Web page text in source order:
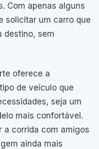
Com apenas alguns
solicitar um carro que
destino, sem
oferece a
de veículo que
seja um
mais confortável.
a corrida com amigos
ainda mais